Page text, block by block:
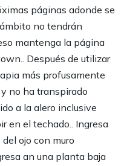
páginas adonde se
no tendrán
mantenga la página
Después de utilizar
más profusamente
no ha transpirado
a la alero inclusive
en el techado.. Ingresa
ojo con muro
an una planta baja